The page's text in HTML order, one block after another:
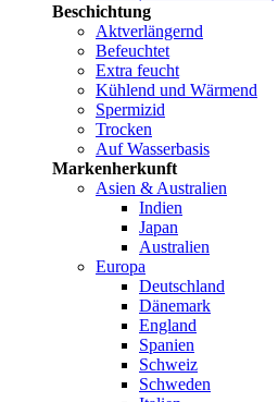
Beschichtung
Aktverlängernd
Befeuchtet
Extra feucht
Kühlend und Wärmend
Spermizid
Trocken
Auf Wasserbasis
Markenherkunft
Asien & Australien
Indien
Japan
Australien
Europa
Deutschland
Dänemark
England
Spanien
Schweiz
Schweden